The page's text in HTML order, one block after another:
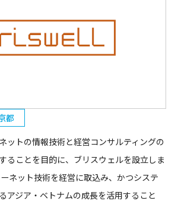
都
ットの情報技術と経営コンサルティングの
ることを目的に、ブリスウェルを設立しま
ネット技術を経営に取込み、かつシステ
アジア・ベトナムの成長を活用すること